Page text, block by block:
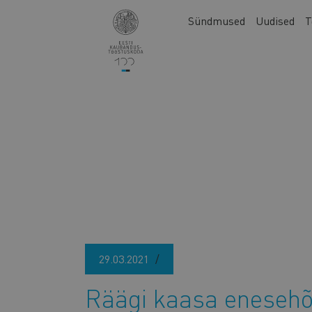
Main
Sündmused Uudised
29.03.2021
Räägi kaasa